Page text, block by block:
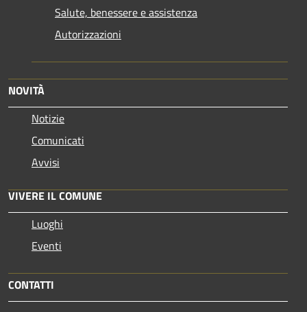
Salute, benessere e assistenza
Autorizzazioni
NOVITÀ
Notizie
Comunicati
Avvisi
VIVERE IL COMUNE
Luoghi
Eventi
CONTATTI